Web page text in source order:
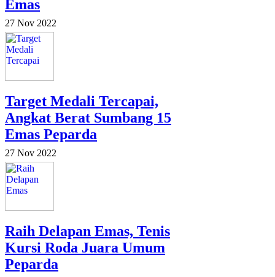
Emas
27 Nov 2022
Target Medali Tercapai,
Angkat Berat Sumbang 15
Emas Peparda
27 Nov 2022
Raih Delapan Emas, Tenis
Kursi Roda Juara Umum
Peparda